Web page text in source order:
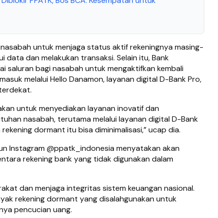
untuk menjaga status aktif rekeningnya masing-
data dan melakukan transaksi. Selain itu, Bank
saluran bagi nasabah untuk mengaktifkan kembali
melalui Hello Danamon, layanan digital D-Bank Pro,
untuk menyediakan layanan inovatif dan
nasabah, terutama melalui layanan digital D-Bank
dormant itu bisa diminimalisasi,” ucap dia.
Instagram @ppatk_indonesia menyatakan akan
rekening bank yang tidak digunakan dalam
dan menjaga integritas sistem keuangan nasional.
rekening dormant yang disalahgunakan untuk
pencucian uang.